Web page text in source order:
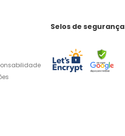
Selos de segurança